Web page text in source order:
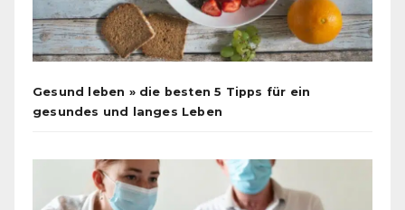
Gesund leben » die besten 5 Tipps für ein
gesundes und langes Leben